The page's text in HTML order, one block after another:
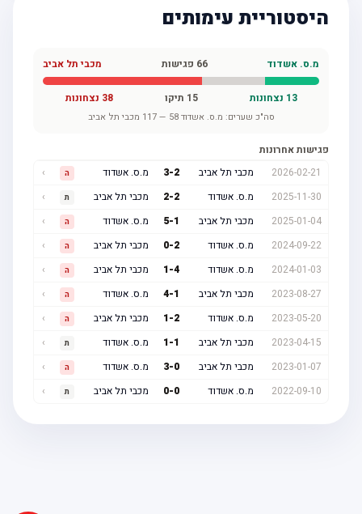
היסטוריית עימותים
מ.ס. אשדוד 66פגישות מכבי תל אביב
13נצחונות 15תיקו 38נצחונות
סה"כ שערים:מ.ס. אשדוד58
—
117מכבי תל אביב
פגישות אחרונות
2026-02-21
מכבי תל אביב 3- מ.ס. אשדוד
2025-11-30
מ.ס. אשדוד 2- מכבי תל אביב
2025-01-04
מכבי תל אביב 5 מ.ס. אשדוד
2024-09-22
מ.ס. אשדוד 0- מכבי תל אביב
2024-01-03
מ.ס. אשדוד 1- מכבי תל אביב
2023-08-27
מכבי תל אביב 4 מ.ס. אשדוד
2023-05-20
מ.ס. אשדוד 1- מכבי תל אביב
2023-04-15
מכבי תל אביב 1 מ.ס. אשדוד
2023-01-07
מכבי תל אביב 3- מ.ס. אשדוד
2022-09-10
מ.ס. אשדוד 0- מכבי תל אביב